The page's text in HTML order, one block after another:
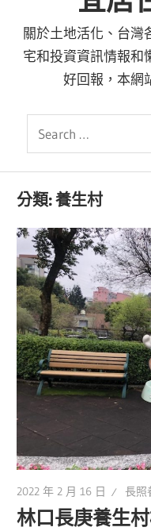
關於土地活化、台灣
宅和投資資訊情報和
好回報，本網
分類:養生村
2022 年 2 月 16 日 長照
林口長庚養生